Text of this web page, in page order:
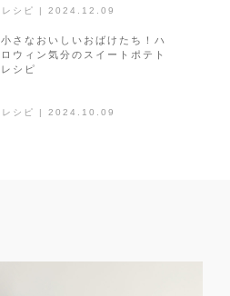
レシピ | 2024.12.09
レシピ | 2024.10.09
小さなおいしいおばけたち！ハ
ロウィン気分のスイートポテト
レシピ